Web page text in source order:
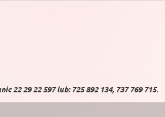
29 22 597 lub: 725 892 134, 737 769 715.